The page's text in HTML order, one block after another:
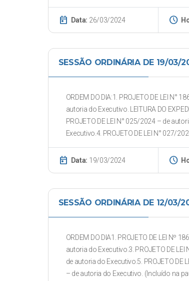
today Data: 26/03/2024 schedule
SESSÃO ORDINÁRIA DE 19/03/
ORDEM DO DIA:1. PROJETO DE LEI N°
autoria do Executivo. LEITURA DO
PROJETO DE LEI N° 025/2024 – de
Executivo.4. PROJETO DE LEI N° 027/
today Data: 19/03/2024 schedule
SESSÃO ORDINÁRIA DE 12/03/
ORDEM DO DIA1. PROJETO DE LEI Nº
autoria do Executivo.3. PROJETO DE
de autoria do Executivo.5. PROJETO DE
– de autoria do Executivo. (Incluído na